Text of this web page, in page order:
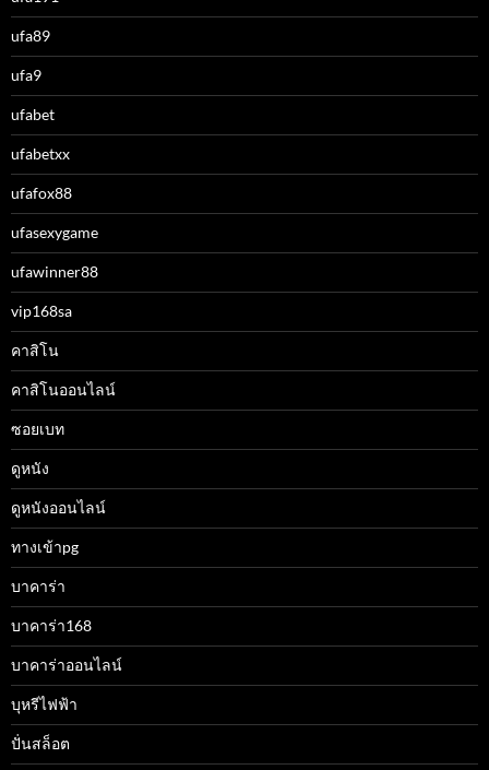
ufa89
ufa9
ufabet
ufabetxx
ufafox88
ufasexygame
ufawinner88
vip168sa
คาสิโน
คาสิโนออนไลน์
ซอยเบท
ดูหนัง
ดูหนังออนไลน์
ทางเข้าpg
บาคาร่า
บาคาร่า168
บาคาร่าออนไลน์
บุหรีไฟฟ้า
ปั่นสล็อต